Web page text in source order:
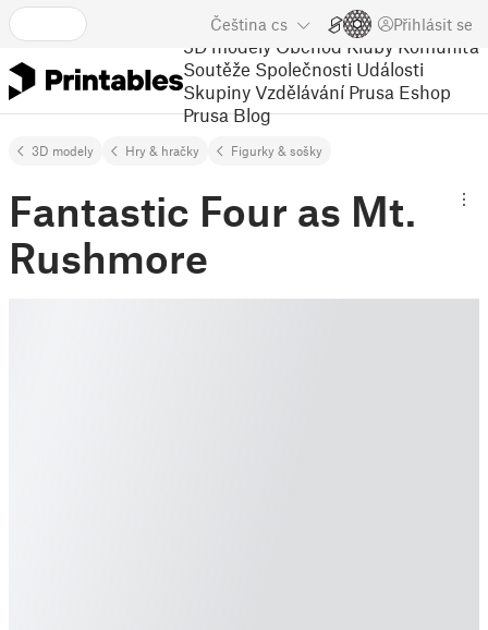
Čeština cs Přihlásit se
3D modely Obchod Kluby Komunita
Soutěže Společnosti Události
Skupiny Vzdělávání Prusa Eshop
Prusa Blog
3D modely Hry & hračky Figurky & sošky
Fantastic Four as Mt.
Rushmore